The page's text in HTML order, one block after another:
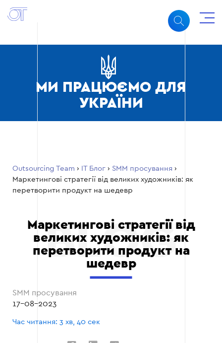
МИ ПРАЦЮЄМО ДЛЯ
УКРАЇНИ
Outsourcing Team › ІТ Блог › SMM просування ›
Маркетингові стратегії від великих художників: як
перетворити продукт на шедевр
Маркетингові стратегії від
великих художників: як
перетворити продукт на
шедевр
SMM просування
17-08-2023
Час читання: 3 хв, 40 сек